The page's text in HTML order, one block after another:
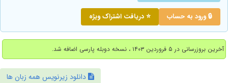
🔒 ورود به حساب ⭐ دریافت اشتراک ویژه
آخرین بروزرسانی در ۵ فروردین ۱۴۰۳ ، نسخه دوبله پارسی اضافه شد.
دانلود زیرنویس همه زبان ها